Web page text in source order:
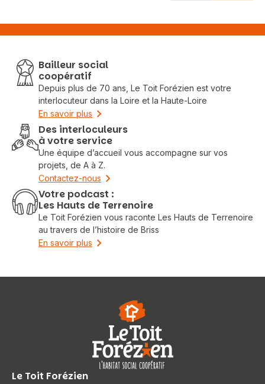
Bailleur social
coopératif
Depuis plus de 70 ans, Le Toit Forézien est votre
interlocuteur dans la Loire et la Haute-Loire
En savoir plus
Des interloculeurs
à votre service
Une équipe d’accueil vous accompagne sur vos
projets, de A à Z.
Contactez-nous
Votre podcast :
Les Hauts de Terrenoire
Le Toit Forézien vous raconte Les Hauts de Terrenoire
au travers de l’histoire de Briss
En savoir plus
Le Toit Forézien